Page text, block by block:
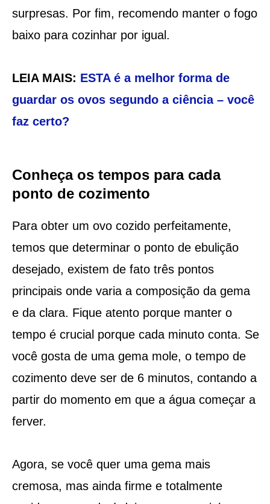
surpresas. Por fim, recomendo manter o fogo
baixo para cozinhar por igual.
LEIA MAIS: ESTA é a melhor forma de
guardar os ovos segundo a ciência – você
faz certo?
Conheça os tempos para cada
ponto de cozimento
Para obter um ovo cozido perfeitamente,
temos que determinar o ponto de ebulição
desejado, existem de fato três pontos
principais onde varia a composição da gema
e da clara. Fique atento porque manter o
tempo é crucial porque cada minuto conta. Se
você gosta de uma gema mole, o tempo de
cozimento deve ser de 6 minutos, contando a
partir do momento em que a água começar a
ferver.
Agora, se você quer uma gema mais
cremosa, mas ainda firme e totalmente